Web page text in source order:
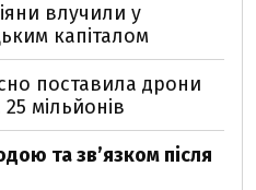
влучили у
капіталом
поставила дрони
мільйонів
та звʼязком після